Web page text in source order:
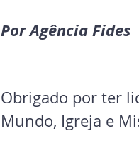
Por Agência Fides
Obrigado por ter
Mundo, Igreja e